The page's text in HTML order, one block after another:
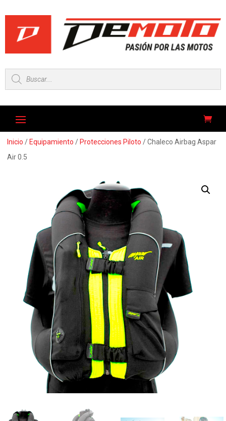
Búsqueda
de
productos
Inicio / Equipamiento / Protecciones Piloto / Chaleco Airbag Aspar
Air 0.5